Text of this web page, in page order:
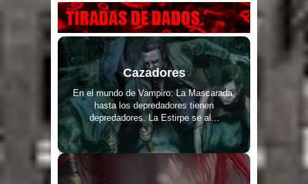
Cazadores
En el mundo de Vampiro: La Mascarada,
hasta los depredadores tienen
depredadores. La Estirpe se al...